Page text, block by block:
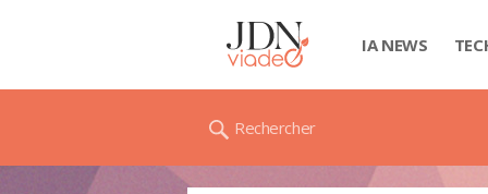
IA NEWS
Rechercher